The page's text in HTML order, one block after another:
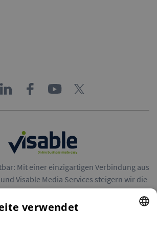
Mit einer einzigartigen Verbindung aus
Visable Media Services steigern wir die
von Unternehmen in Europa.
verwendet